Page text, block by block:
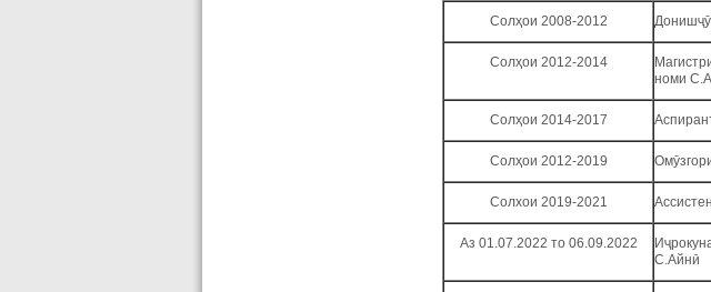
Солҳои 2008-2012
Солҳои 2012-2014
номи
Солҳои 2014-2017
Солҳои 2012-2019
Солхои 2019-2021
Аз 01.07.2022 то 06.09.2022
С.Айнӣ